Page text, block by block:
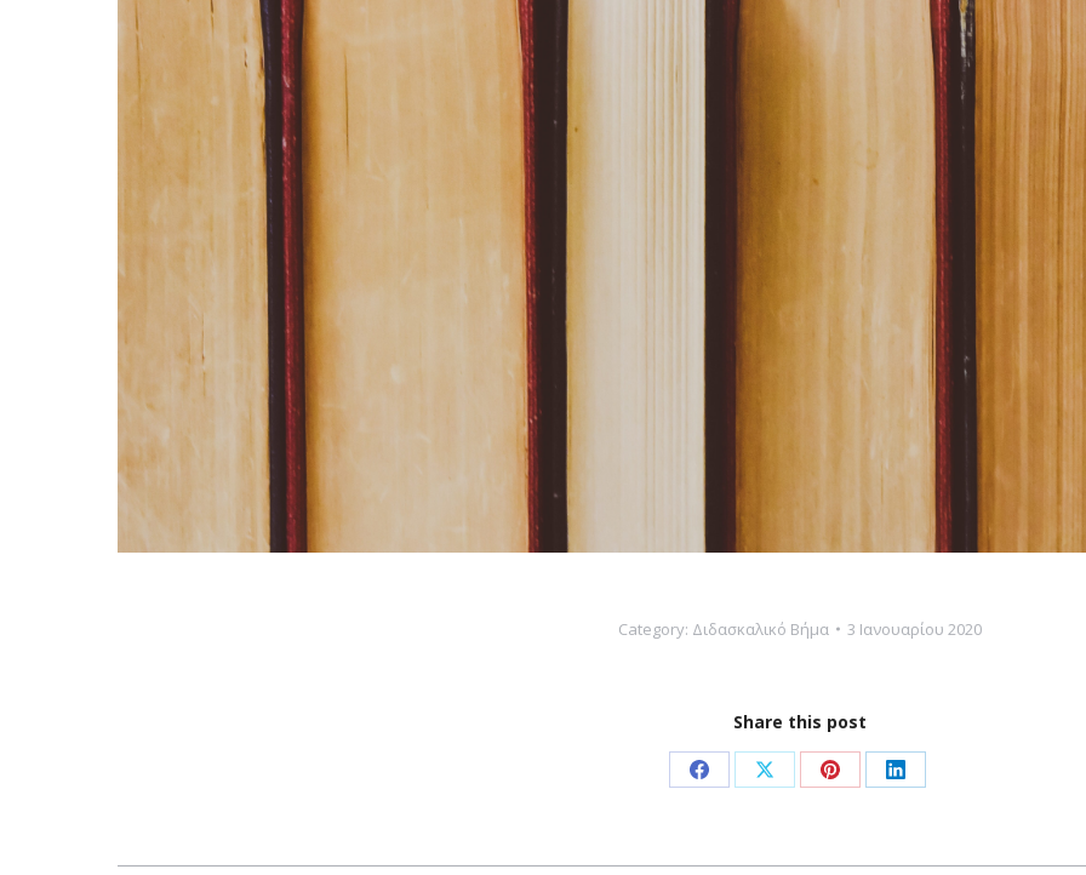
Category: Διδασκαλικό Βήμα 3 Ιανουαρίου 2020
Share this post
Share
Facebook
Share
X
Share
Pinterest
Share
LinkedIn